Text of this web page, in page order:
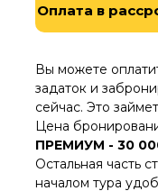
Камера
Оплата в
Вы можете
задаток и
сейчас. Это
Цена
ПРЕМИУМ - 30
Остальная часть
началом тура